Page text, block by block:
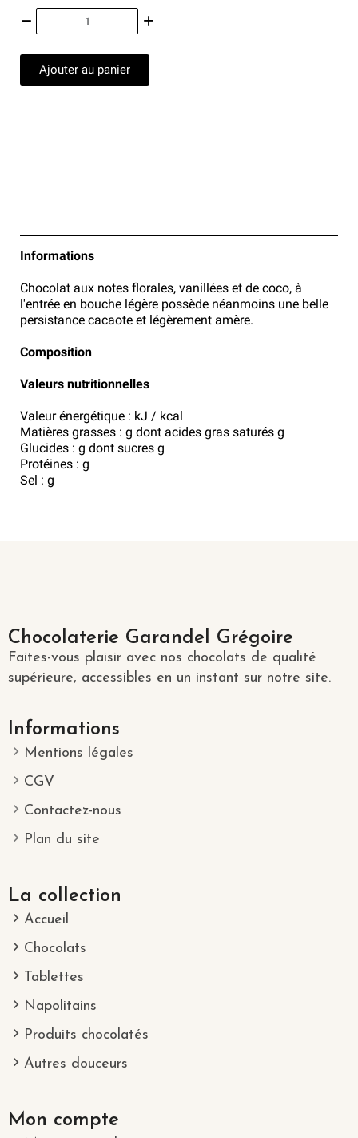
Ajouter au panier
Informations
Chocolat aux notes florales, vanillées et de coco, à
l'entrée en bouche légère possède néanmoins une belle
persistance cacaote et légèrement amère.
Composition
Valeurs nutritionnelles
Valeur énergétique : kJ / kcal
Matières grasses : g dont acides gras saturés g
Glucides : g dont sucres g
Protéines : g
Sel : g
Chocolaterie Garandel Grégoire
Faites-vous plaisir avec nos chocolats de qualité
supérieure, accessibles en un instant sur notre site.
Informations
Mentions légales
CGV
Contactez-nous
Plan du site
La collection
Accueil
Chocolats
Tablettes
Napolitains
Produits chocolatés
Autres douceurs
Mon compte